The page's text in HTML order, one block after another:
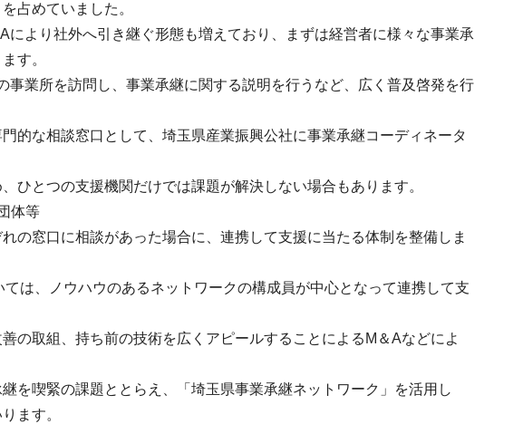
占めていました。
より社外へ引き継ぐ形態も増えており、まずは経営者に様々な事業承
す。
業所を訪問し、事業承継に関する説明を行うなど、広く普及啓発を行
的な相談窓口として、埼玉県産業振興公社に事業承継コーディネータ
ひとつの支援機関だけでは課題が解決しない場合もあります。
体等
の窓口に相談があった場合に、連携して支援に当たる体制を整備しま
は、ノウハウのあるネットワークの構成員が中心となって連携して支
の取組、持ち前の技術を広くアピールすることによるM＆Aなどによ
を喫緊の課題ととらえ、「埼玉県事業承継ネットワーク」を活用し
ます。